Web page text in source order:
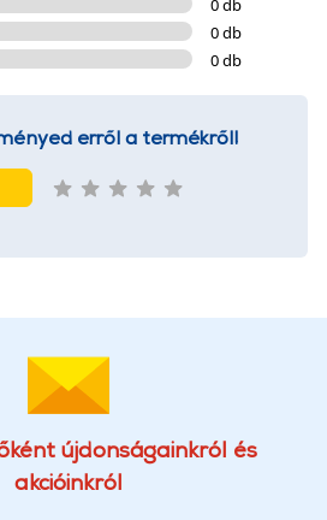
0 db
0 db
0 db
erről a termékről!
újdonságainkról és
akcióinkról